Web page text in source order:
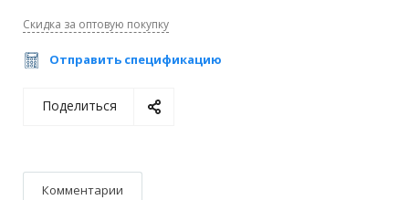
Скидка за оптовую покупку
Отправить спецификацию
Поделиться
Комментарии